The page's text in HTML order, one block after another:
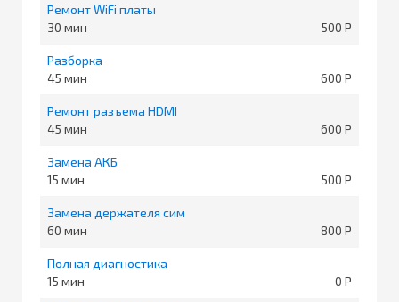
Ремонт WiFi платы
30
500
Разборка
45
600
Ремонт разъема HDMI
45
600
Замена АКБ
15
500
Замена держателя сим
60
800
Полная диагностика
15
0